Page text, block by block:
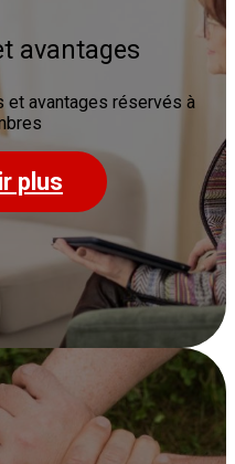
avantages
avantages réservés à
plus